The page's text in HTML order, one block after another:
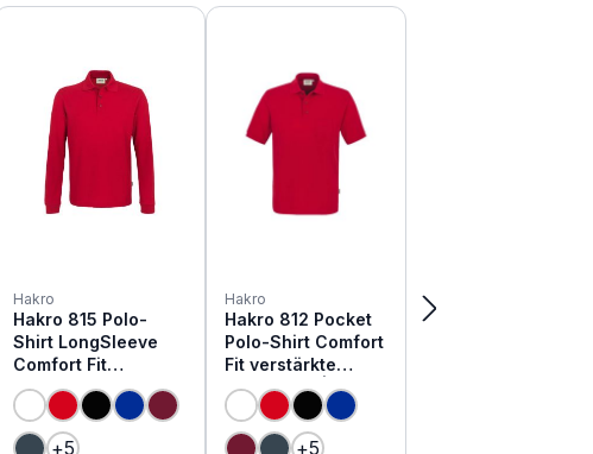
Hakro
Hakro 815 Polo-
Shirt LongSleeve
Comfort Fit
verstärkte
Baumwolle | 1/1 arm
+5
Hakro
Hakro 812 Pocket
Polo-Shirt Comfort
Fit verstärkte
Baumwolle | 1/2
arm
+5